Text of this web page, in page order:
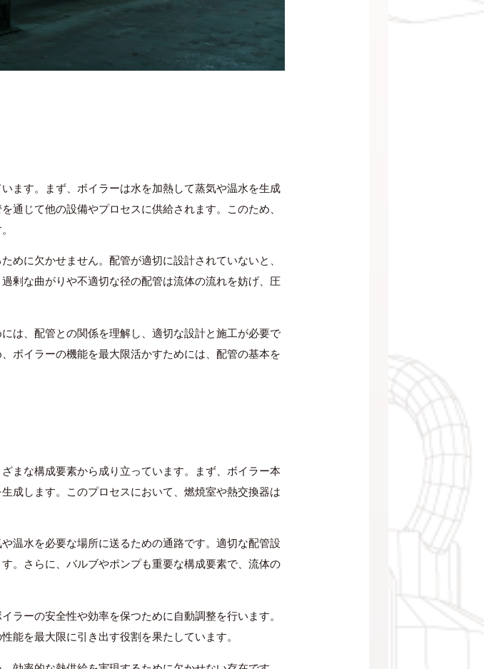
ます。まず、ボイラーは水を加熱して蒸気や温水を生成
通じて他の設備やプロセスに供給されます。このため、
めに欠かせません。配管が適切に設計されていないと、
剰な曲がりや不適切な径の配管は流体の流れを妨げ、圧
は、配管との関係を理解し、適切な設計と施工が必要で
ボイラーの機能を最大限活かすためには、配管の基本を
まな構成要素から成り立っています。まず、ボイラー本
成します。このプロセスにおいて、燃焼室や熱交換器は
温水を必要な場所に送るための通路です。適切な配管設
。さらに、バルブやポンプも重要な構成要素で、流体の
ラーの安全性や効率を保つために自動調整を行います。
能を最大限に引き出す役割を果たしています。